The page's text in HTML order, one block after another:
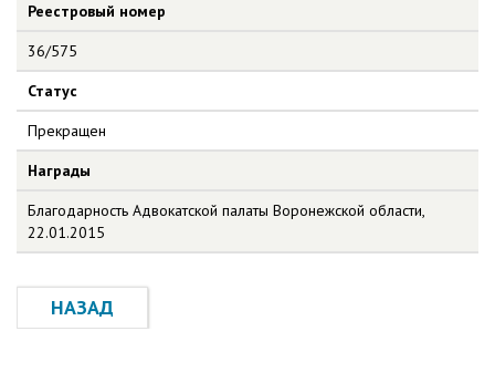
Реестровый номер
36/575
Статус
Прекращен
Награды
Благодарность Адвокатской палаты Воронежской области,
22.01.2015
НАЗАД